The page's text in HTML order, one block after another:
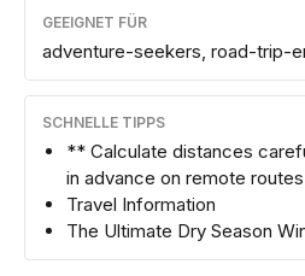
GEEIGNET FÜR
adventure-seekers, road-trip-
SCHNELLE TIPPS
** Calculate distances
in advance on remote routes
Travel Information
The Ultimate Dry Season